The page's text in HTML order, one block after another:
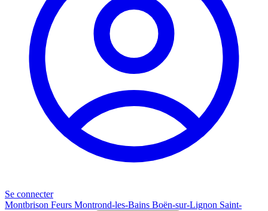
Se connecter
Montbrison Feurs Montrond-les-Bains Boën-sur-Lignon Saint-